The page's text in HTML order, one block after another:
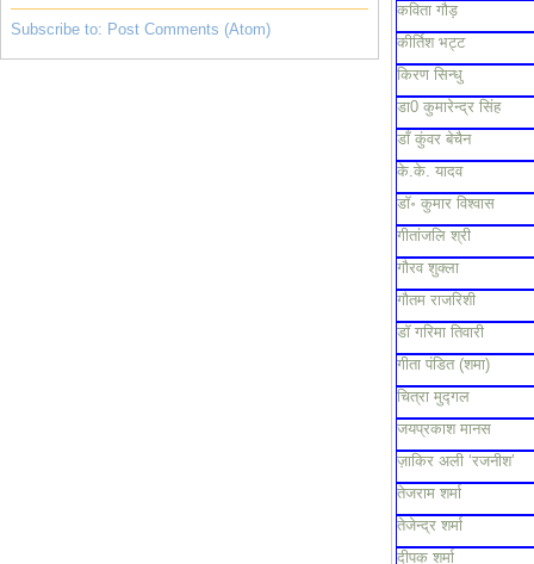
Subscribe to: Post Comments (Atom)
कविता गौड़
कीर्तिश भट्ट
किरण सिन्धु
डा0 कुमारेन्द्र सिंह
डाँ कुंवर बेचैन
के.के. यादव
डॉ॰ कुमार विश्वास
गीतांजलि श्री
गौरव शुक्ला
गौतम राजरिशी
डॉ गरिमा तिवारी
गीता पंडित (शमा)
चित्रा मुद्गल
जयप्रकाश मानस
ज़ाकिर अली ‘रजनीश’
तेजराम शर्मा
तेजेन्द्र शर्मा
दीपक शर्मा